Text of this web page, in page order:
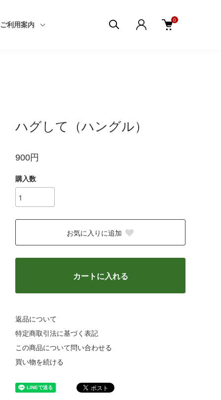
ご利用案内
0
ハグして（ハングル）
900円
購入数
お気に入りに追加
カートに入れる
返品について
特定商取引法に基づく表記
この商品について問い合わせる
買い物を続ける